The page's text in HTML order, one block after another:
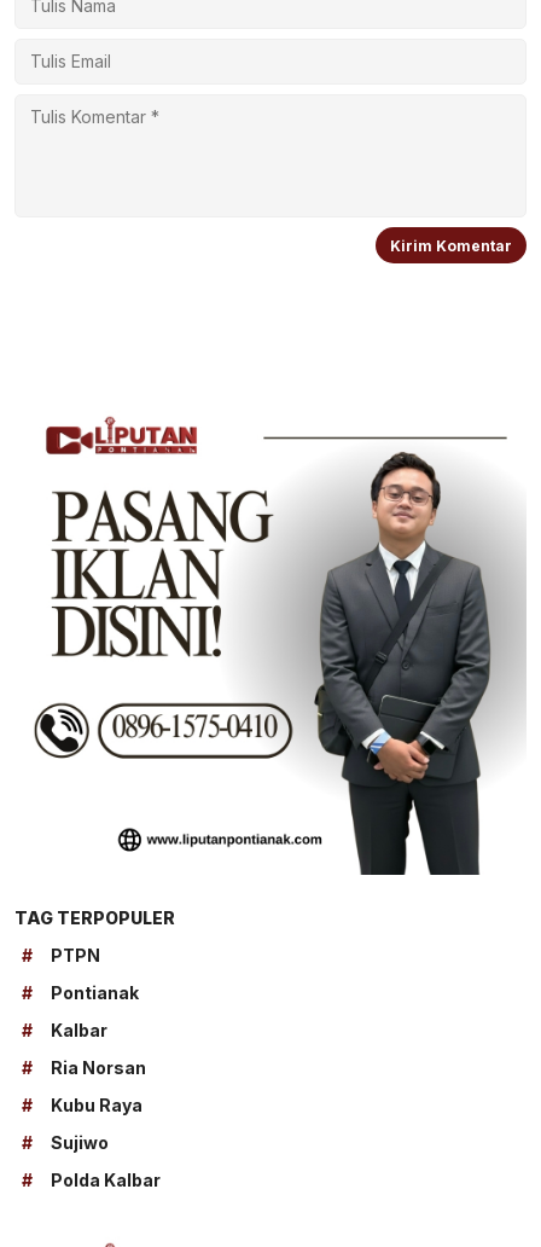
TAG TERPOPULER
#
PTPN
#
Pontianak
#
Kalbar
#
Ria Norsan
#
Kubu Raya
#
Sujiwo
#
Polda Kalbar